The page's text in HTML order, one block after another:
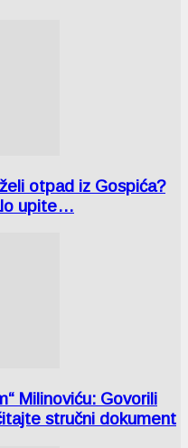
otpad iz Gospića?
upite…
Milinoviću: Govorili
stručni dokument